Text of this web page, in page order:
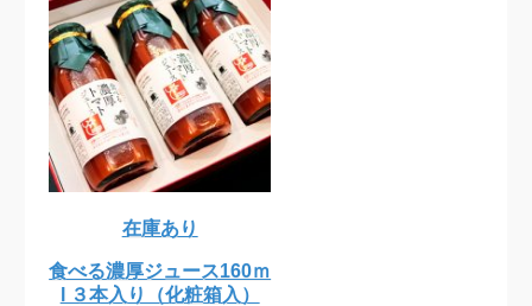
在庫あり
食べる濃厚ジュース160ｍ
l ３本入り（化粧箱入）